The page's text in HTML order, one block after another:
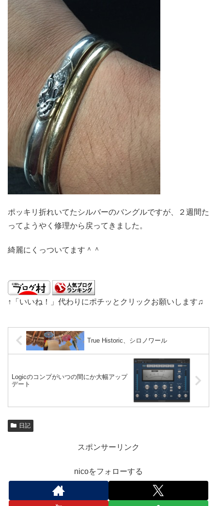
ポッキリ折れいてたシルバーのバングルですが、２週間た
ってようやく修理から戻ってきました。
綺麗にくっついてます＾＾
↑「いいね！」代わりにポチッとクリックお願いします♫
True Historic、シロノワール
Logicのコンプがいつの間にか大幅アップ
デート
日記
スポンサーリンク
nicoをフォローする